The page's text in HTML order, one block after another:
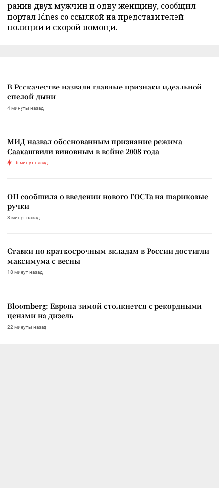
ранив двух мужчин и одну женщину, сообщил
портал Idnes со ссылкой на представителей
полиции и скорой помощи.
В Роскачестве назвали главные признаки идеальной
спелой дыни
4 минуты назад
МИД назвал обоснованным признание режима
Саакашвили виновным в войне 2008 года
6 минут назад
ОП сообщила о введении нового ГОСТа на шариковые
ручки
8 минут назад
Ставки по краткосрочным вкладам в России достигли
максимума с весны
18 минут назад
Bloomberg: Европа зимой столкнется с рекордными
ценами на дизель
22 минуты назад